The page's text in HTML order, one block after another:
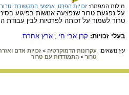
מילות המפתח: זכויות הפרט אמצעי התקשורת וטרור
על נפגעת טרור שנפצעה אנושות בפיגוע
טרור לשמור על זכותה לפרטיות לבין עבודת
בעלי זכויות: קרן אבי חי ; ארץ אחרת
עץ נושאים: עקרונות הדמוקרטיה > זכויות אדם
טרור > התמודדות עם טרור